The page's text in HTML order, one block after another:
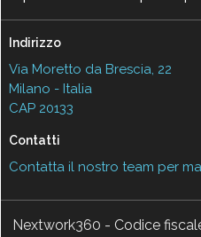
Indirizzo
Via Moretto da Brescia, 22
Milano - Italia
CAP 20133
Contatti
Contatta il nostro team per
Nextwork360 - Codice